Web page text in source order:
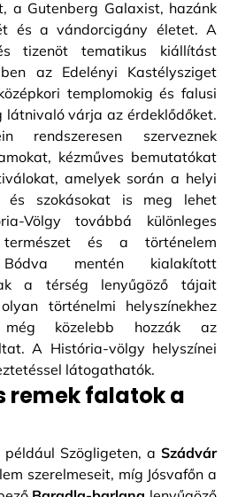
a Gutenberg Galaxist, hazánk
és a vándorcigány életet. A
tizenöt tematikus kiállítást
az Edelényi Kastélysziget
templomokig és falusi
látnivaló várja az érdeklődőket.
rendszeresen szerveznek
kézműves bemutatókat
amelyek során a helyi
és szokásokat is meg lehet
Völgy továbbá különleges
és a történelem
mentén kialakított
a térség lenyűgöző tájait
történelmi helyszínekhez
még közelebb hozzák az
A História-völgy helyszínei
látogathatók.
remek falatok a
Szögligeten, a Szádvár
szerelmeseit, míg Jósvafőn a